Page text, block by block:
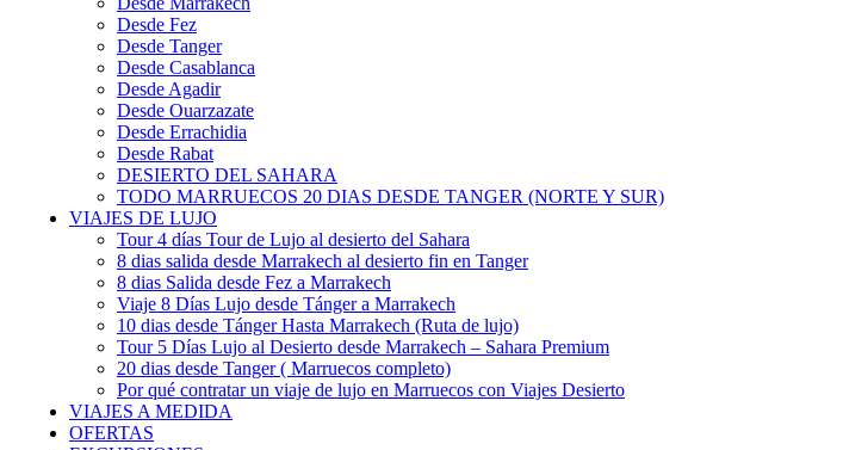
Desde Fez
Desde Tanger
Desde Casablanca
Desde Agadir
Desde Ouarzazate
Desde Errachidia
Desde Rabat
DESIERTO DEL SAHARA
TODO MARRUECOS 20 DIAS DESDE TANGER (NORTE Y SUR)
VIAJES DE LUJO
Tour 4 días Tour de Lujo al desierto del Sahara
8 dias salida desde Marrakech al desierto fin en Tanger
8 dias Salida desde Fez a Marrakech
Viaje 8 Días Lujo desde Tánger a Marrakech
10 dias desde Tánger Hasta Marrakech (Ruta de lujo)
Tour 5 Días Lujo al Desierto desde Marrakech – Sahara Premium
20 dias desde Tanger ( Marruecos completo)
Por qué contratar un viaje de lujo en Marruecos con Viajes Desierto
VIAJES A MEDIDA
OFERTAS